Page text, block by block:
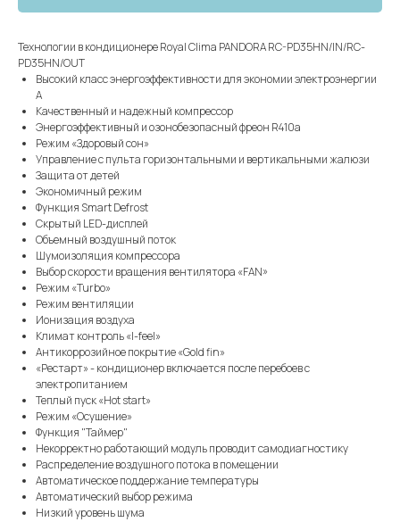
Технологии в кондиционере Royal Clima PANDORA RC-PD35HN/IN/RC-
PD35HN/OUT
Высокий класс энергоэффективности для экономии электроэнергии
А
Качественный и надежный компрессор
Энергоэффективный и озонобезопасный фреон R410a
Режим «Здоровый сон»
Управление с пульта горизонтальными и вертикальными жалюзи
Защита от детей
Экономичный режим
Функция Smart Defrost
Скрытый LED-дисплей
Объемный воздушный поток
Шумоизоляция компрессора
Выбор скорости вращения вентилятора «FAN»
Режим «Turbo»
Режим вентиляции
Ионизация воздуха
Климат контроль «I-feel»
Антикоррозийное покрытие «Gold fin»
«Рестарт» - кондиционер включается после перебоев с
электропитанием
Теплый пуск «Hot start»
Режим «Осушение»
Функция "Таймер"
Некорректно работающий модуль проводит самодиагностику
Распределение воздушного потока в помещении
Автоматическое поддержание температуры
Автоматический выбор режима
Низкий уровень шума